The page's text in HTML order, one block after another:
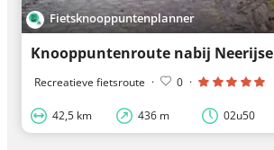
Fietsknooppuntenplanner
Knooppuntenroute nabij Neerijse
Recreatieve fietsroute · 0 ·
42,5 km 436 m 02u50